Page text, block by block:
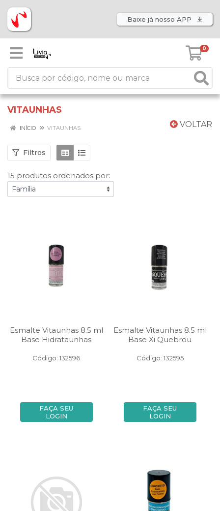
Baixe já nosso APP
0
VITAUNHAS
VOLTAR
INÍCIO VITAUNHAS
Filtros
15 produtos ordenados por:
Esmalte Vitaunhas 8.5 ml
Base Hidrataunhas
Código: 132596
FAÇA SEU
LOGIN
Esmalte Vitaunhas 8.5 ml
Base Xi Quebrou
Código: 132595
FAÇA SEU
LOGIN